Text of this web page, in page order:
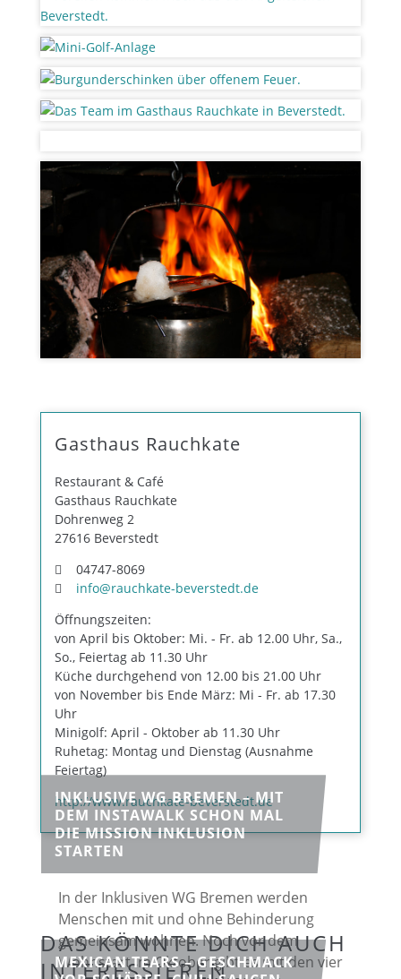
Gasthaus Rauchkate
Restaurant & Café
Gasthaus Rauchkate
Dohrenweg 2
27616 Beverstedt
04747-8069
info@rauchkate-beverstedt.de
Öffnungszeiten:
von April bis Oktober: Mi. - Fr. ab 12.00 Uhr, Sa.,
So., Feiertag ab 11.30 Uhr
Küche durchgehend von 12.00 bis 21.00 Uhr
von November bis Ende März: Mi - Fr. ab 17.30
Uhr
Minigolf: April - Oktober ab 11.30 Uhr
Ruhetag: Montag und Dienstag (Ausnahme
Feiertag)
http://www.rauchkate-beverstedt.de
DAS KÖNNTE DICH AUCH
INTERESSIEREN
INKLUSIVE WG BREMEN – MIT
DEM INSTAWALK SCHON MAL
DIE MISSION INKLUSION
STARTEN
In der Inklusiven WG Bremen werden
Menschen mit und ohne Behinderung
gemeinsam wohnen. Noch vor dem
Wohnstart im Oktober gibt es mit den vier
MEXICAN TEARS – GESCHMACK